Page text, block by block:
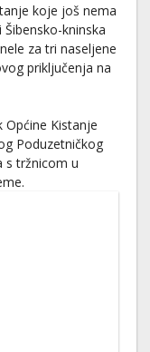
koje još nema
kninska
za tri naseljene
priključenja na
Općine Kistanje
Poduzetničkog
s tržnicom u